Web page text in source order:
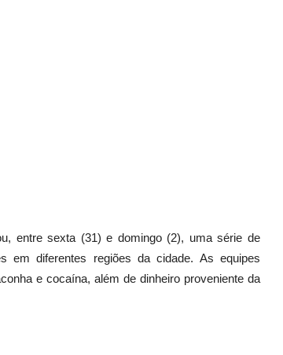
entre sexta (31) e domingo (2), uma série de
em diferentes regiões da cidade. As equipes
e cocaína, além de dinheiro proveniente da